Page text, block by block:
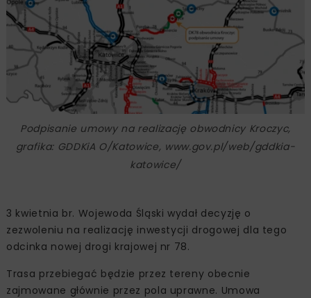
Podpisanie umowy na realizację obwodnicy Kroczyc,
grafika: GDDKiA O/Katowice, www.gov.pl/web/gddkia-
katowice/
3 kwietnia br. Wojewoda Śląski wydał decyzję o
zezwoleniu na realizację inwestycji drogowej dla tego
odcinka nowej drogi krajowej nr 78.
Trasa przebiegać będzie przez tereny obecnie
zajmowane głównie przez pola uprawne. Umowa